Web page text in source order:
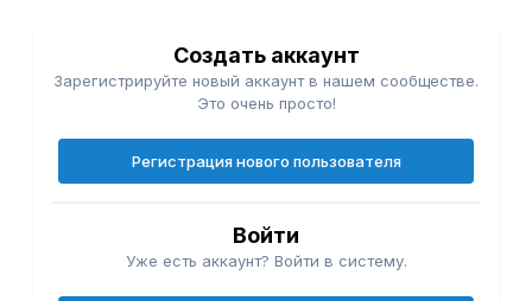
Создать аккаунт
Зарегистрируйте новый аккаунт в нашем сообществе.
Это очень просто!
Регистрация нового пользователя
Войти
Уже есть аккаунт? Войти в систему.